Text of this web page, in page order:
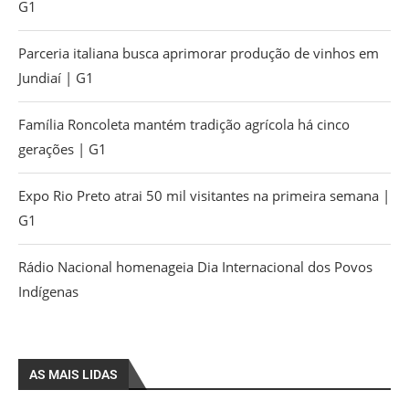
G1
Parceria italiana busca aprimorar produção de vinhos em
Jundiaí | G1
Família Roncoleta mantém tradição agrícola há cinco
gerações | G1
Expo Rio Preto atrai 50 mil visitantes na primeira semana |
G1
Rádio Nacional homenageia Dia Internacional dos Povos
Indígenas
AS MAIS LIDAS